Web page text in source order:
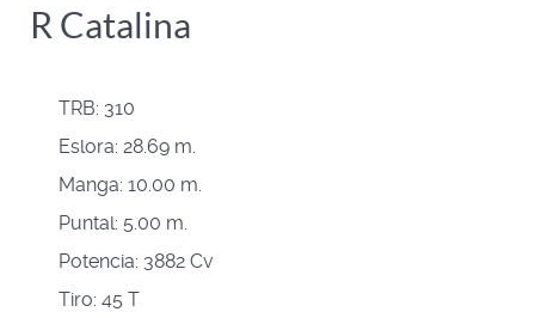
R Catalina
TRB: 310
Eslora: 28.69 m.
Manga: 10.00 m.
Puntal: 5.00 m.
Potencia: 3882 Cv
Tiro: 45 T